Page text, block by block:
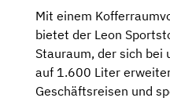
Mit einem
bietet der Leon
Stauraum, der sich bei
auf 1.600 Liter
Geschäftsreisen und